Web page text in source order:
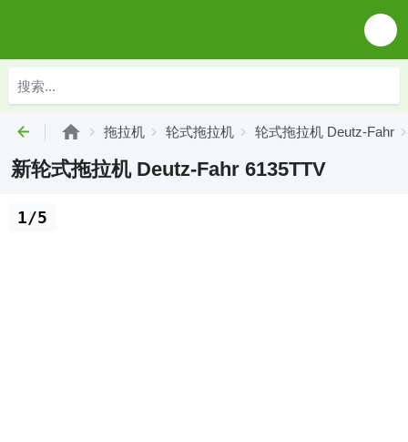
拖拉机 轮式拖拉机 轮式拖拉机 Deutz-Fahr
新轮式拖拉机 Deutz-Fahr 6135TTV
1/5